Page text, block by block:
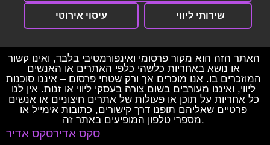
עיסוי אירוטי שירותי ליווי
האתר הזה הוא מקור פרסומי ואינפורמטיבי בלבד, ואינו קשור
או נושא באחריות כלשהי כלפי האתרים או האנשים
המוזכרים בו. אנו מוכרים אך ורק שטחי פרסום – איננו סוכנות
ליווי, ואיננו מעורבים בשום צורה בעסקי ליווי או זנות. אין לנו
כל אחריות על תוכן או פעולות של אתרים חיצוניים או אנשים
פרטיים שאליהם תופנו דרך קישורים, כתובות אימייל או
מספרי טלפון המופיעים באתר זה.
סקס אדירסקס אדיר